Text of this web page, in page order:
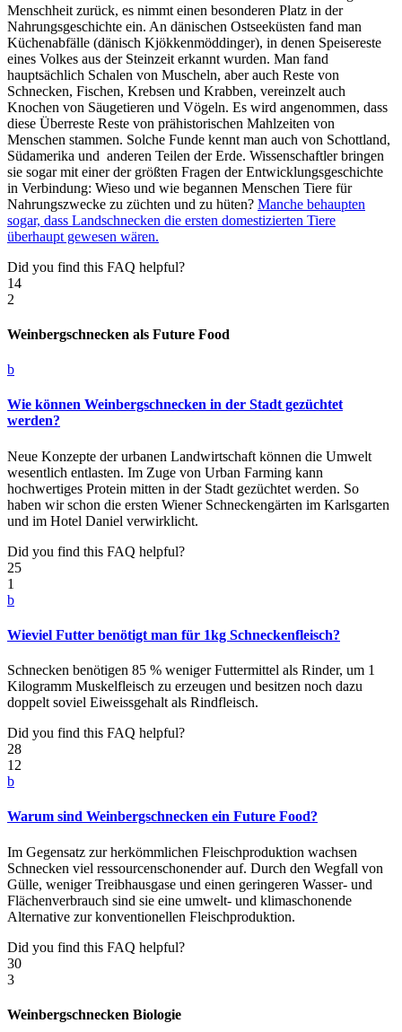
Menschheit zurück, es nimmt einen besonderen Platz in der
Nahrungsgeschichte ein. An dänischen Ostseeküsten fand man
Küchenabfälle (dänisch Kjökkenmöddinger), in denen Speisereste
eines Volkes aus der Steinzeit erkannt wurden. Man fand
hauptsächlich Schalen von Muscheln, aber auch Reste von
Schnecken, Fischen, Krebsen und Krabben, vereinzelt auch
Knochen von Säugetieren und Vögeln. Es wird angenommen, dass
diese Überreste Reste von prähistorischen Mahlzeiten von
Menschen stammen. Solche Funde kennt man auch von Schottland,
Südamerika und anderen Teilen der Erde. Wissenschaftler bringen
sie sogar mit einer der größten Fragen der Entwicklungsgeschichte
in Verbindung: Wieso und wie begannen Menschen Tiere für
Nahrungszwecke zu züchten und zu hüten? Manche behaupten
sogar, dass Landschnecken die ersten domestizierten Tiere
überhaupt gewesen wären.
Did you find this FAQ helpful?
14
2
Weinbergschnecken als Future Food
b
Wie können Weinbergschnecken in der Stadt gezüchtet
werden?
Neue Konzepte der urbanen Landwirtschaft können die Umwelt
wesentlich entlasten. Im Zuge von Urban Farming kann
hochwertiges Protein mitten in der Stadt gezüchtet werden. So
haben wir schon die ersten Wiener Schneckengärten im Karlsgarten
und im Hotel Daniel verwirklicht.
Did you find this FAQ helpful?
25
1
b
Wieviel Futter benötigt man für 1kg Schneckenfleisch?
Schnecken benötigen 85 % weniger Futtermittel als Rinder, um 1
Kilogramm Muskelfleisch zu erzeugen und besitzen noch dazu
doppelt soviel Eiweissgehalt als Rindfleisch.
Did you find this FAQ helpful?
28
12
b
Warum sind Weinbergschnecken ein Future Food?
Im Gegensatz zur herkömmlichen Fleischproduktion wachsen
Schnecken viel ressourcenschonender auf. Durch den Wegfall von
Gülle, weniger Treibhausgase und einen geringeren Wasser- und
Flächenverbrauch sind sie eine umwelt- und klimaschonende
Alternative zur konventionellen Fleischproduktion.
Did you find this FAQ helpful?
30
3
Weinbergschnecken Biologie